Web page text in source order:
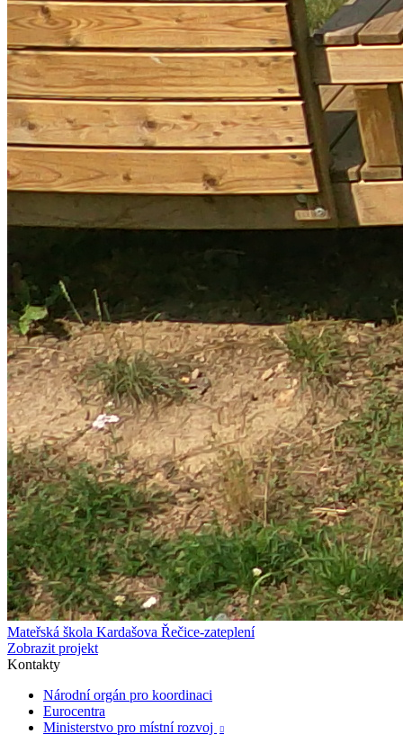
Mateřská škola Kardašova Řečice-zateplení
Zobrazit projekt
Kontakty
Národní orgán pro koordinaci
Eurocentra
Ministerstvo pro místní rozvoj
